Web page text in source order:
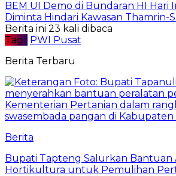
BEM UI Demo di Bundaran HI Hari
Diminta Hindari Kawasan Thamrin-
Berita ini 23 kali dibaca
Tag : PWI Pusat
Berita Terbaru
Berita
Bupati Tapteng Salurkan Bantuan
Hortikultura untuk Pemulihan